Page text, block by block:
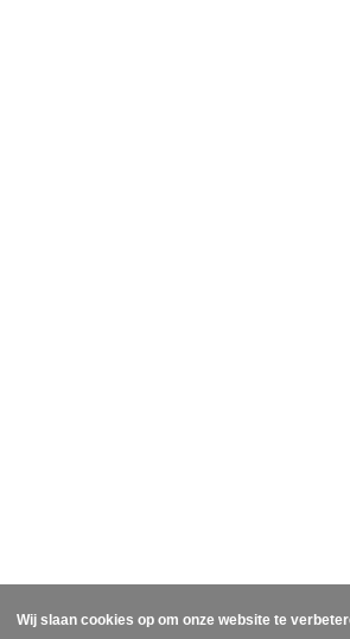
Wij slaan cookies op om onze website te